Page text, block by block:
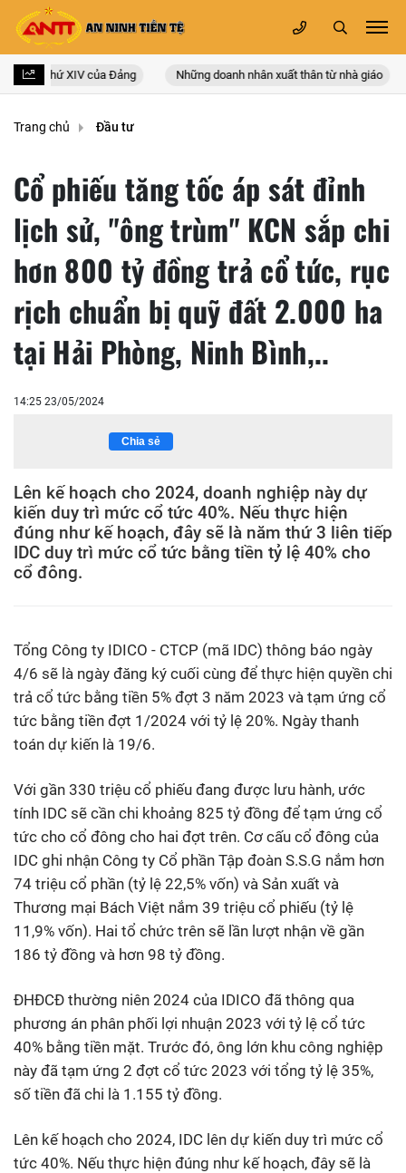
lần thứ XIV của Đảng Những doanh nhân xuất thân từ nhà giáo
Trang chủ Đầu tư
Cổ phiếu tăng tốc áp sát đỉnh
lịch sử, "ông trùm" KCN sắp chi
hơn 800 tỷ đồng trả cổ tức, rục
rịch chuẩn bị quỹ đất 2.000 ha
tại Hải Phòng, Ninh Bình,..
14:25 23/05/2024
Chia sẻ
Lên kế hoạch cho 2024, doanh nghiệp này dự
kiến duy trì mức cổ tức 40%. Nếu thực hiện
đúng như kế hoạch, đây sẽ là năm thứ 3 liên tiếp
IDC duy trì mức cổ tức bằng tiền tỷ lệ 40% cho
cổ đông.
Tổng Công ty IDICO - CTCP (mã IDC) thông báo ngày
4/6 sẽ là ngày đăng ký cuối cùng để thực hiện quyền chi
trả cổ tức bằng tiền 5% đợt 3 năm 2023 và tạm ứng cổ
tức bằng tiền đợt 1/2024 với tỷ lệ 20%. Ngày thanh
toán dự kiến là 19/6.
Với gần 330 triệu cổ phiếu đang được lưu hành, ước
tính IDC sẽ cần chi khoảng 825 tỷ đồng để tạm ứng cổ
tức cho cổ đông cho hai đợt trên. Cơ cấu cổ đông của
IDC ghi nhận Công ty Cổ phần Tập đoàn S.S.G nắm hơn
74 triệu cổ phần (tỷ lệ 22,5% vốn) và Sản xuất và
Thương mại Bách Việt nắm 39 triệu cổ phiếu (tỷ lệ
11,9% vốn). Hai tổ chức trên sẽ lần lượt nhận về gần
186 tỷ đồng và hơn 98 tỷ đồng.
ĐHĐCĐ thường niên 2024 của IDICO đã thông qua
phương án phân phối lợi nhuận 2023 với tỷ lệ cổ tức
40% bằng tiền mặt. Trước đó, ông lớn khu công nghiệp
này đã tạm ứng 2 đợt cổ tức 2023 với tổng tỷ lệ 35%,
số tiền đã chi là 1.155 tỷ đồng.
Lên kế hoạch cho 2024, IDC lên dự kiến duy trì mức cổ
tức 40%. Nếu thực hiện đúng như kế hoạch, đây sẽ là